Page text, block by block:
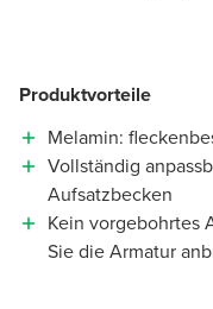
Produktvorteile
Melamin:
Vollständig
Aufsatzbecken
Kein vorgebohrtes
Sie die Armatur